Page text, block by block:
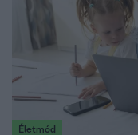
Életmód